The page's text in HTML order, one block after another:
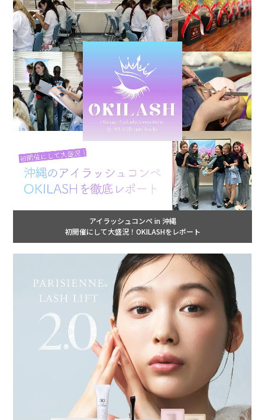
アイラッシュコンペ in 沖縄
初開催にして大盛況！OKILASHをレポート